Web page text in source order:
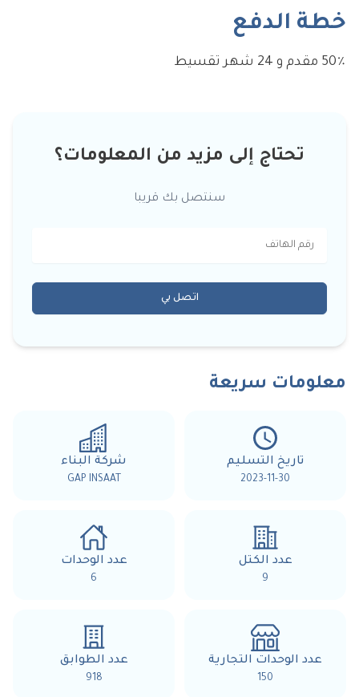
خطة الدفع
50٪ مقدم و 24 شهر تقسيط
تحتاج إلى مزيد من المعلومات؟
سنتصل بك قريبا
اتصل بي
معلومات سريعة
تاريخ التسليم
2023-11-30
شركة البناء
GAP INSAAT
عدد الكتل
9
عدد الوحدات
6
عدد الوحدات التجارية
150
عدد الطوابق
918